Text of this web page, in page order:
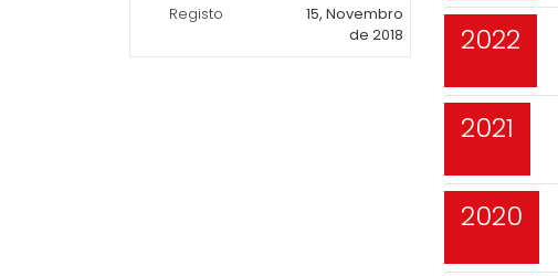
Registo
15, Novembro
de 2018
2022
2021
2020